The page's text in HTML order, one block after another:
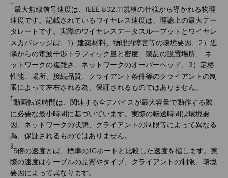
†
最大無線信号速度は、IEEE 802.11規格の仕様から導かれる物理
速度です。記載されているワイヤレス速度は、理論上の最大デー
タレートです。実際のワイヤレスデータスループットとワイヤレ
スカバレッジは、1）建築材料、物理的障害等の環境要因、2）近
隣からの電波干渉トラフィック量と密度、製品の設置場所、 ネ
ットワークの複雑さ、ネットワークのオーバーヘッド、3）定格
性能、場所、接続品質、クライアント条件等のクライアントの制
限によって左右される為、保証されるものではありません。
‡
動画転送時間は、関連する全デバイスが最大容量で動作する際
に必要な最小時間に基づいています。実際の転送時間は環境要
因、ネットワークの状態、クライアントの制限等によって異なる
為、保証されるものではありません。
§
5倍の速度とは、標準の1Gポートと比較した速度を指します。実
際の速度はケーブルの品質やタイプ、クライアントの制限、環境
要因によって異なります。